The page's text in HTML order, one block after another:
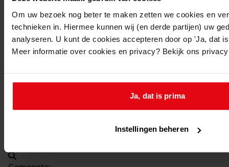
Om uw bezoek nog beter te maken zetten we cookies en
technieken in. Hiermee kunnen wij (en derde partijen) uw
analyseren. U kunt de cookies accepteren door op 'Ja, dat
Meer informatie over cookies en privacy? Bekijk ons
Ja, dat is prima
Instellingen beheren
Bouwen van een bijkeuken
Datum vergunning:
3-9-1991